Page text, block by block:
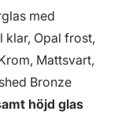
med
klar, Opal frost,
Mattsvart,
Bronze
höjd glas